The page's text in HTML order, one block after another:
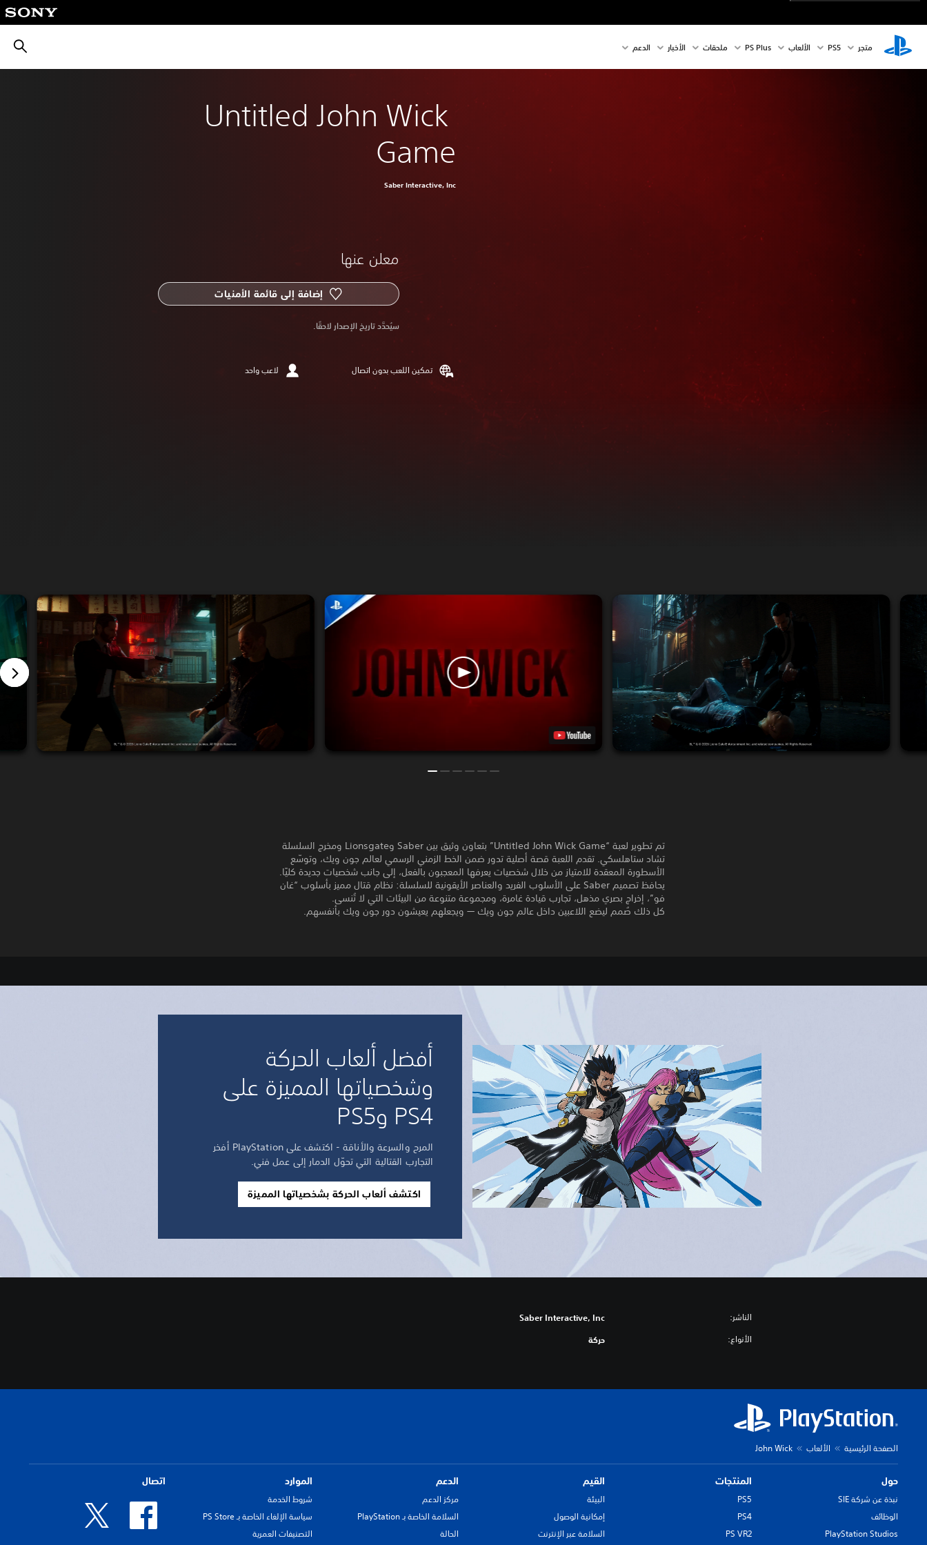
متجر PS5‏ الألعاب PS Plus ملحقات الأخبار الدعم
Untitled John Wick
Game
Saber Interactive, Inc
معلن عنها
إضافة إلى قائمة الأمنيات
سيُحدَّد تاريخ الإصدار لاحقًا.
تمكين اللعب بدون اتصال لاعب واحد
تم تطوير لعبة “Untitled John Wick Game” بتعاون وثيق بين Saber وLionsgate ومخرج السلسلة
تشاد ستاهلسكي. تقدم اللعبة قصة أصلية تدور ضمن الخط الزمني الرسمي لعالم جون ويك، وتوسّع
الأسطورة المعقدة للامتياز من خلال شخصيات يعرفها المعجبون بالفعل، إلى جانب شخصيات جديدة كليًا.
يحافظ تصميم Saber على الأسلوب الفريد والعناصر الأيقونية للسلسلة: نظام قتال مميز بأسلوب “غان
فو”، إخراج بصري مذهل، تجارب قيادة غامرة، ومجموعة متنوعة من البيئات التي لا تُنسى.
كل ذلك صُمم ليضع اللاعبين داخل عالم جون ويك — ويجعلهم يعيشون دور جون ويك بأنفسهم.
أفضل ألعاب الحركة
وشخصياتها المميزة على
PS4 وPS5
المرح والسرعة والأناقة - اكتشف على PlayStation أفخر
التجارب القتالية التي تحوّل الدمار إلى عمل فني.
اكتشف ألعاب الحركة بشخصياتها المميزة
الناشر: Saber Interactive, Inc
الأنواع: حركة
الصفحة الرئيسية الألعاب John Wick
حول
نبذة عن شركة SIE
الوظائف
PlayStation Studios
المنتجات
PS5
PS4
PS VR2
القيم
البيئة
إمكانية الوصول
السلامة عبر الإنترنت
الدعم
مركز الدعم
السلامة الخاصة بـ PlayStation
الحالة
الموارد
شروط الخدمة
سياسة الإلغاء الخاصة بـ PS Store
التصنيفات العمرية
اتصال